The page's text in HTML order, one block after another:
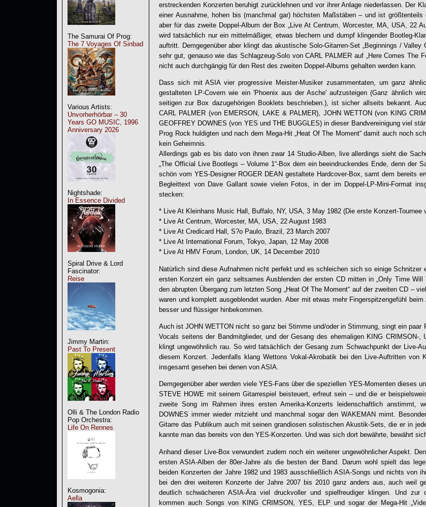
The Samurai Of Prog:
The 7 Voyages Of Sinbad
Various Artists:
Unvorherhörbar – 30
Years GO MUSIC, 1996
Anniversary 2026
Nightshade:
In Essence Divided
Spiral Drive & Lord
Fascinator:
Reise
Jimmy Martin:
Past To Present
Olli & The London Radio
Pop Orchestra:
Life On Rennes
Kosmogonia:
Aella
erstreckenden Konzerten beruhigt zurücklehnen und vor ihrer Anlage niederlassen. Der
einer Ausnahme, hohen bis (manchmal gar) höchsten Maßstäben – und ist
aber für das zweite Doppel-Album der Box „Live At Centrum, Worcester, MA, USA, 22
wird tatsächlich nur ein mittelmäßiger, etwas blechern und dumpf klingender Bootleg-
auftritt. Demgegenüber aber klingt das akustische Solo-Gitarren-Set „Beginnings /
sehr gut, genauso wie das Schlagzeug-Solo von CARL PALMER auf „Here Comes The
nicht auch durchgängig für den Rest des zweiten Doppel-Albums gehalten werden kann.
Dass sich mit ASIA vier progressive Meister-Musiker zusammentaten, um ganz
gestalteten LP-Covern wie ein 'Phoenix aus der Asche' aufzusteigen (Ganz ähnlich
seitigen zur Box dazugehörigen Booklets beschrieben.), ist sicher allseits bekannt.
CARL PALMER (von EMERSON, LAKE & PALMER), JOHN WETTON (von KING
GEOFFREY DOWNES (von YES und THE BUGGLES) in dieser Bandvereinigung viel
Prog Rock huldigten und nach dem Mega-Hit „Heat Of The Moment“ damit auch noch
kein Geheimnis.
Allerdings gab es bis dato von ihnen zwar 14 Studio-Alben, live allerdings sieht die
The Official Live Bootlegs – Volume 1 “-Box dem ein beeindruckendes Ende, denn der
schön vom YES-Designer ROGER DEAN gestaltete Hardcover-Box, samt dem bereits
Begleittext von Dave Gallant sowie vielen Fotos, in der im Doppel-LP-Mini-Format
stecken:
* Live At Kleinhans Music Hall, Buffalo, NY, USA, 3 May 1982 (Die erste Konzert-Tournee
* Live At Centrum, Worcester, MA, USA, 22 August 1983
* Live At Credicard Hall, S?o Paulo, Brazil, 23 March 2007
* Live At International Forum, Tokyo, Japan, 12 May 2008
* Live At HMV Forum, London, UK, 14 December 2010
Natürlich sind diese Aufnahmen nicht perfekt und es schleichen sich so einige Schnitzer
ersten Konzert ein ganz seltsames Ausblenden der ersten CD mitten in „Only Time
den abrupten Übergang zum letzten Song „Heat Of The Moment“ auf der zweiten CD –
waren und komplett ausgeblendet wurden. Aber mit etwas mehr Fingerspitzengefühl
besser und flüssiger hinbekommen.
Auch ist JOHN WETTON nicht so ganz bei Stimme und/oder in Stimmung, singt ein paar
Vocals seitens der Bandmitglieder, und der Gesang des ehemaligen KING CRIMSON-,
klingt ungewöhnlich rau. So wird tatsächlich der Gesang zum Schwachpunkt der Live-
diesem Konzert. Jedenfalls klang Wettons Vokal-Akrobatik bei den Live-Auftritten von
insgesamt gesehen bei denen von ASIA.
Demgegenüber aber werden viele YES-Fans über die speziellen YES-Momenten dieses
STEVE HOWE mit seinem Gitarrespiel beisteuert, erfreut sein – und die er
zweite Song im Rahmen ihres ersten Amerika-Konzerts leidenschaftlich anstimmt,
DOWNES immer wieder mitzieht und manchmal sogar den WAKEMAN mimt.
Gitarre das Publikum auch mit seinen grandiosen solistischen Akustik-Sets, die er in
kannte man das bereits von den YES-Konzerten. Und was sich dort bewährte, bewährt
Anhand dieser Live-Box verwundert zudem noch ein weiterer ungewöhnlicher Aspekt.
ersten ASIA-Alben der 80er-Jahre als die besten der Band. Darum wohl spielt das
beiden Konzerten der Jahre 1982 und 1983 ausschließlich ASIA-Songs und nichts von
bei den drei weiteren Konzerte der Jahre 2007 bis 2010 ganz anders aus, auch weil
deutlich schwächeren ASIA-Ära viel druckvoller und spielfreudiger klingen. Und zur
kommen auch Songs von KING CRIMSON, YES, ELP und sogar der Mega-Hit